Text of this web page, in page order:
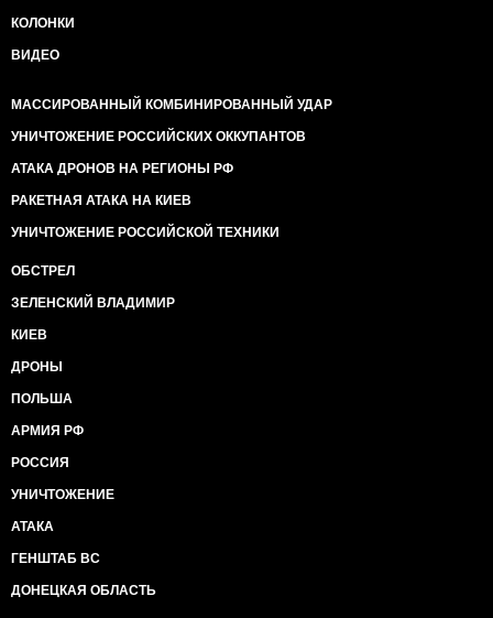
КОЛОНКИ
ВИДЕО
МАССИРОВАННЫЙ КОМБИНИРОВАННЫЙ УДАР
УНИЧТОЖЕНИЕ РОССИЙСКИХ ОККУПАНТОВ
АТАКА ДРОНОВ НА РЕГИОНЫ РФ
РАКЕТНАЯ АТАКА НА КИЕВ
УНИЧТОЖЕНИЕ РОССИЙСКОЙ ТЕХНИКИ
ОБСТРЕЛ
ЗЕЛЕНСКИЙ ВЛАДИМИР
КИЕВ
ДРОНЫ
ПОЛЬША
АРМИЯ РФ
РОССИЯ
УНИЧТОЖЕНИЕ
АТАКА
ГЕНШТАБ ВС
ДОНЕЦКАЯ ОБЛАСТЬ